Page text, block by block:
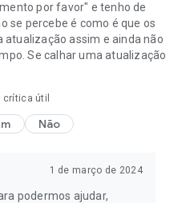
por favor" e tenho de
se percebe é como é que os
assim e ainda não
Se calhar uma atualização
útil
Não
1 de março de 2024
podermos ajudar,